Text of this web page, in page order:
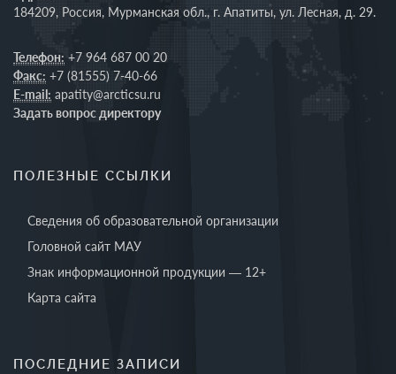
184209, Россия, Мурманская обл., г. Апатиты, ул. Лесная, д. 29.
Телефон: +7 964 687 00 20
Факс: +7 (81555) 7-40-66
E-mail: apatity@arcticsu.ru
Задать вопрос директору
ПОЛЕЗНЫЕ ССЫЛКИ
Сведения об образовательной организации
Головной сайт МАУ
Знак информационной продукции — 12+
Карта сайта
ПОСЛЕДНИЕ ЗАПИСИ